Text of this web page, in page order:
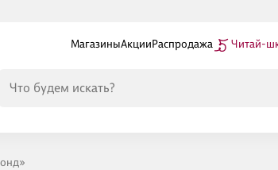
МагазиныАкцииРаспродажа Читай-